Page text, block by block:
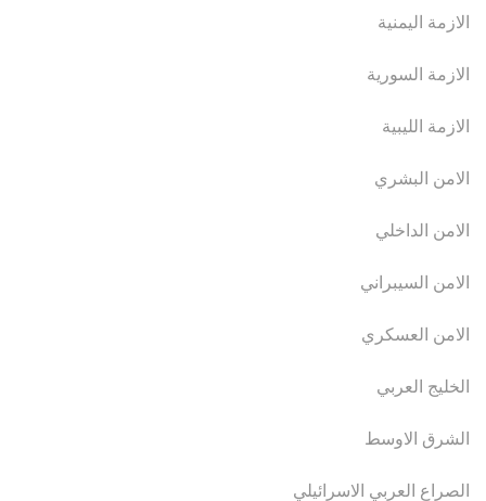
الازمة اليمنية
الازمة السورية
الازمة الليبية
الامن البشري
الامن الداخلي
الامن السيبراني
الامن العسكري
الخليج العربي
الشرق الاوسط
الصراع العربي الاسرائيلي